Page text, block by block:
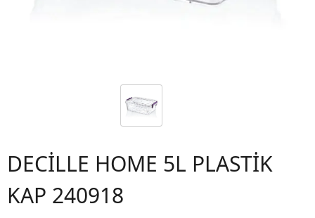
DECİLLE HOME 5L PLASTİK
KAP 240918